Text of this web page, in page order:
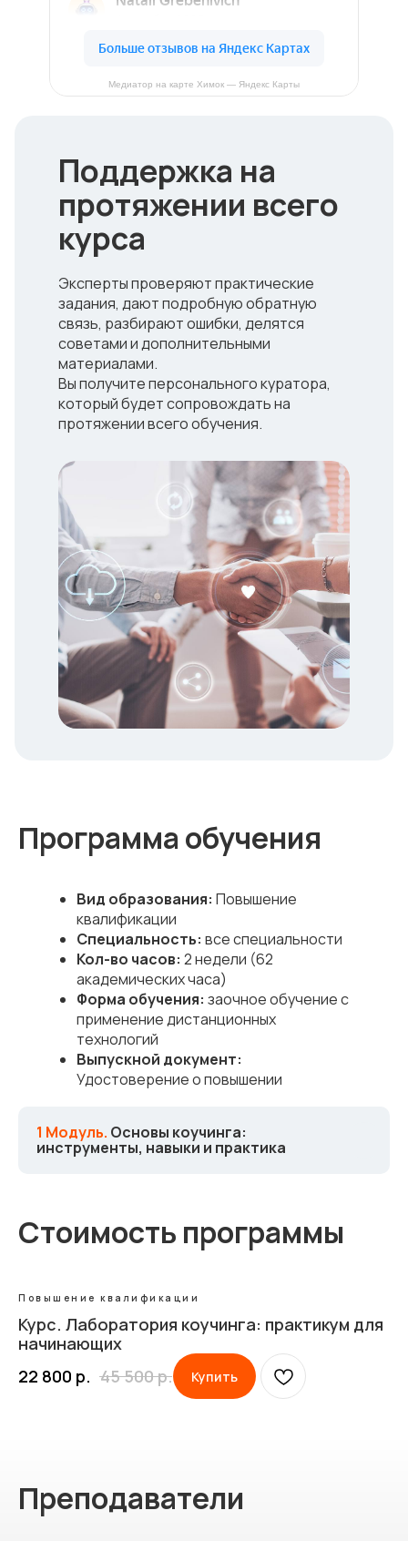
Поддержка на
протяжении всего
курса
Эксперты проверяют практические
задания, дают подробную обратную
связь, разбирают ошибки, делятся
советами и дополнительными
материалами.
Вы получите персонального куратора,
который будет сопровождать на
протяжении всего обучения.
Медиатор на карте Химок — Яндекс Карты
Программа обучения
Вид образования: Повышение
квалификации
Специальность: все специальности
Кол-во часов: 2 недели (62
академических часа)
Форма обучения: заочное обучение с
применение дистанционных
технологий
Выпускной документ:
Удостоверение о повышении
1 Модуль. Основы коучинга:
инструменты, навыки и практика
Стоимость программы
Повышение квалификации
Курс. Лаборатория коучинга: практикум для
начинающих
22 800 р. 45 500р. Купить
Преподаватели